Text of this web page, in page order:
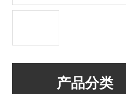
产品分类